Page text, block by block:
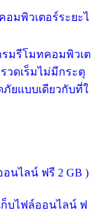
อมพิวเตอร์ระยะไ
รมรีโมทคอมพิวเต
วดเร็มไม่มีกระตุ
ยแบบเดียวกับที่ใ
อนไลน์ ฟรี 2 GB )
ก็บไฟล์ออนไลน์ ฟ